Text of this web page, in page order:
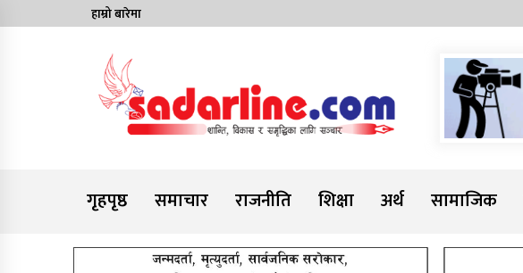
to
हाम्रो बारेमा
Sadarline
गृहपृष्ठ
समाचार राजनीति शिक्षा अर्थ सामाजिक